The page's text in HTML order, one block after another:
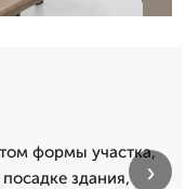
формы участка,
здания,
›